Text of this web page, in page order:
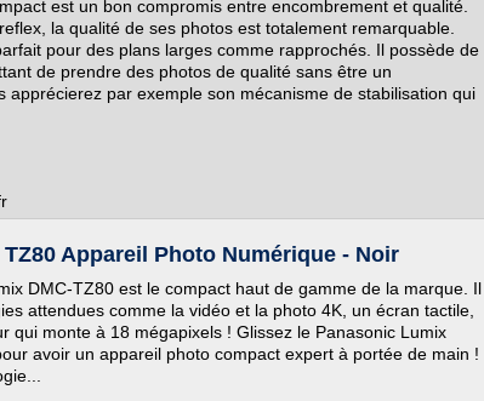
est un bon compromis entre encombrement et qualité.
la qualité de ses photos est totalement remarquable.
pour des plans larges comme rapprochés. Il possède de
de prendre des photos de qualité sans être un
apprécierez par exemple son mécanisme de stabilisation qui
Appareil Photo Numérique - Noir
DMC-TZ80 est le compact haut de gamme de la marque. Il
attendues comme la vidéo et la photo 4K, un écran tactile,
qui monte à 18 mégapixels ! Glissez le Panasonic Lumix
avoir un appareil photo compact expert à portée de main !